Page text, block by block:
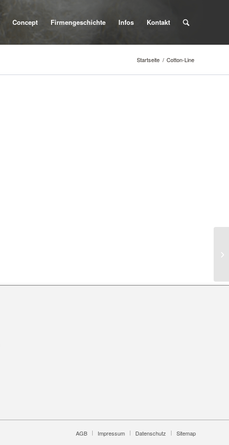
Concept Firmengeschichte Infos Kontakt
Startseite / Cotton-Line
AGB Impressum Datenschutz Sitemap